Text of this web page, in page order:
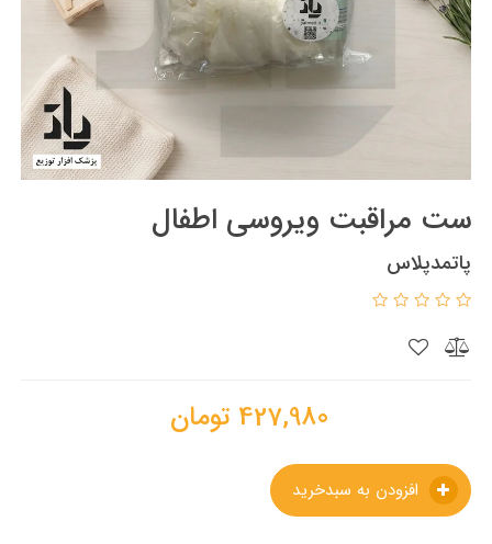
ست مراقبت ویروسی اطفال
پاتمدپلاس
427,980 تومان